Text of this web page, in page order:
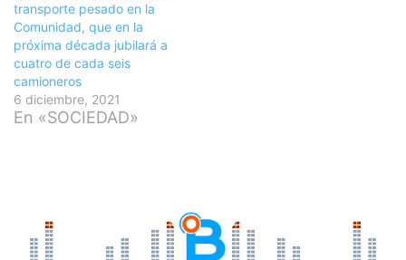
transporte pesado en la
Comunidad, que en la
próxima década jubilará a
cuatro de cada seis
camioneros
6 diciembre, 2021
En «SOCIEDAD»